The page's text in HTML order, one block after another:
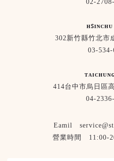
02-
302新竹縣竹北市
03-534-
414台中市烏日區
04-
Eamil
營業時間 11:00-